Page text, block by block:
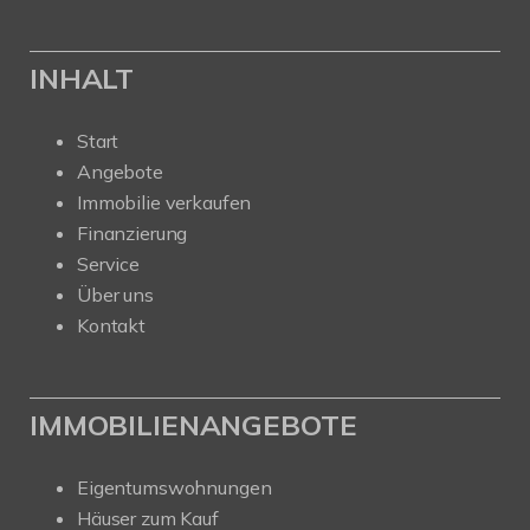
INHALT
Start
Angebote
Immobilie verkaufen
Finanzierung
Service
Über uns
Kontakt
IMMOBILIENANGEBOTE
Eigentumswohnungen
Häuser zum Kauf